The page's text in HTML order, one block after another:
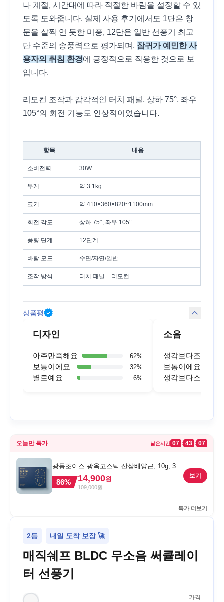
나 계절, 시간대에 따라 적절한 바람을 설정할 수 있
도록 도와줍니다. 실제 사용 후기에서도 1단은 창
문을 살짝 연 듯한 미풍, 12단은 일반 선풍기 최고
단 수준의 송풍력으로 평가되며, 잠귀가 예민한 사
용자의 취침 환경에 긍정적으로 작용한 것으로 보
입니다.
리모컨 조작과 감각적인 터치 패널, 상하 75°, 좌우
105°의 회전 기능도 인상적이었습니다.
항목 내용
소비전력 30W
무게 약 3.1kg
크기 약 410×360×820~1100mm
회전 각도 상하 75°, 좌우 105°
풍량 단계 12단계
바람 모드 수면/자연/일반
조작 방식 터치 패널 + 리모컨
상품평
디자인
아주만족해요 62%
보통이에요 32%
별로예요 6%
소음
생각보다조용해요
보통이에요
생각보다소리가
오늘만 특가 남은시간 07 : 43 : 07
광동초이스 광옥고스틱 산삼배양근, 10g, 30
포, 1개
86% 14,900원
109,000원
보기
특가 더보기
2등 내일 도착 보장 🚀
매직쉐프 BLDC 무소음 써큘레이
터 선풍기
가격